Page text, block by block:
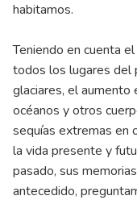
habitamos.
Teniendo en cuenta
todos los lugares del
glaciares, el aumento
océanos y otros
sequías extremas en
la vida presente y
pasado, sus
antecedido,